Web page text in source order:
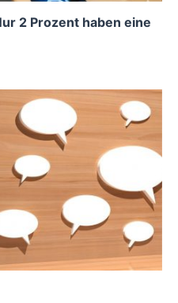
2 Prozent haben eine